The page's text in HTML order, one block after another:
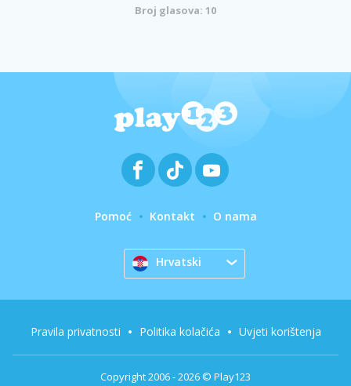
Broj glasova: 10
Pomoć Kontakt O nama
Hrvatski
Copyright 2006 - 2026 © Play123
Pravila privatnosti Politika kolačića Uvjeti korištenja